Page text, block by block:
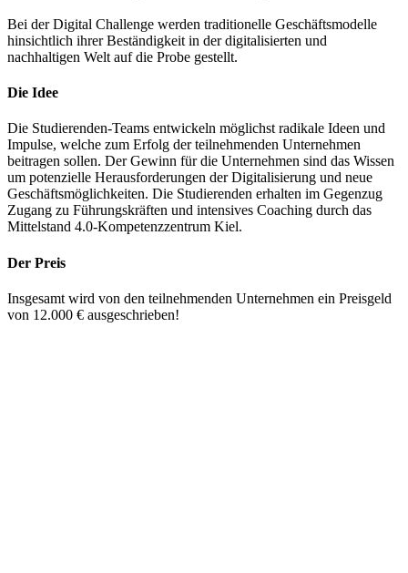
Bei der Digital Challenge werden traditionelle Geschäftsmodelle
hinsichtlich ihrer Beständigkeit in der digitalisierten und
nachhaltigen Welt auf die Probe gestellt.
Die Idee
Die Studierenden-Teams entwickeln möglichst radikale Ideen und
Impulse, welche zum Erfolg der teilnehmenden Unternehmen
beitragen sollen. Der Gewinn für die Unternehmen sind das Wissen
um potenzielle Herausforderungen der Digitalisierung und neue
Geschäftsmöglichkeiten. Die Studierenden erhalten im Gegenzug
Zugang zu Führungskräften und intensives Coaching durch das
Mittelstand 4.0-Kompetenzzentrum Kiel.
Der Preis
Insgesamt wird von den teilnehmenden Unternehmen ein Preisgeld
von 12.000 € ausgeschrieben!